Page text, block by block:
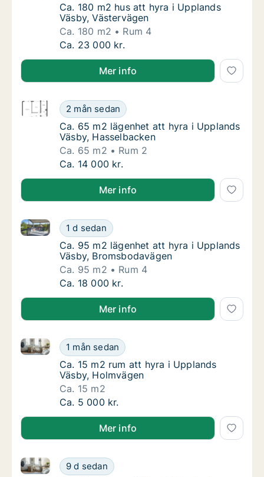
Ca. 180 m2 hus att hyra i Upplands Väsby,
Ca. 180 m2 hus att hyra i Upplands
Väsby, Västervägen
Ca. 180 m2
Rum 4
Ca. 180 m2 hus att hyra i Upplands Väsby,
Ca. 23 000 kr.
Mer info
Ca. 65 m2 lägenhet att hyra i Upplands
2 mån sedan
Ca. 65 m2 lägenhet att hyra i Upplands Väsby,
Ca. 65 m2 lägenhet att hyra i Upplands
Ca. 65 m2 lägenhet att hyra i Upplands
Väsby, Hasselbacken
Ca. 65 m2
Rum 2
Ca. 65 m2 lägenhet att hyra i Upplands
Ca. 14 000 kr.
Mer info
Ca. 95 m2 lägenhet att hyra i Upplands
1 d sedan
Ca. 95 m2 lägenhet att hyra i Upplands Väsby,
Ca. 95 m2 lägenhet att hyra i Upplands
Ca. 95 m2 lägenhet att hyra i Upplands
Väsby, Bromsbodavägen
Ca. 95 m2
Rum 4
Ca. 95 m2 lägenhet att hyra i Upplands
Ca. 18 000 kr.
Mer info
Ca. 15 m2 rum att hyra i Upplands Väsby,
1 mån sedan
Ca. 15 m2 rum att hyra i Upplands Väsby,
Ca. 15 m2 rum att hyra i Upplands Väsby,
Ca. 15 m2 rum att hyra i Upplands
Väsby, Holmvägen
Ca. 15 m2
Ca. 15 m2 rum att hyra i Upplands Väsby,
Ca. 5 000 kr.
Mer info
Ca. 10 m2 rum att hyra i Upplands Väsby,
9 d sedan
Ca. 10 m2 rum att hyra i Upplands Väsby, Lilla